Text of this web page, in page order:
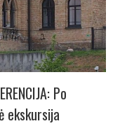
Po
ekskursija